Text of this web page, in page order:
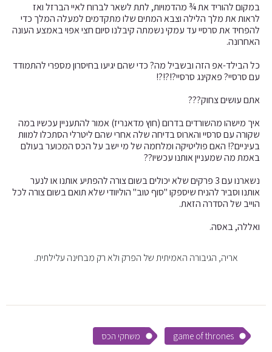
במקום להוריד את ¾ מהדמויות, לתת לשאר לברוח לאיי הברזל ואז
לראות את מלך הלילה וצבא המתים שלו מתקדמים למעלה המלך כדי
להפחיד את סרסיי עד עמקי נשמתה קיבלנו סיום חצי אפוי באמצע העונה
האחרונה.
כל הבילד-אפ הזה ובשביל מה? כדי שהם יגיעו בחיסרון מספרי להתמודד
עם סרסיי? פאקינג סרסיי?!?!?!
אתם עושים צחוק???
איך מישהו מהשורדים בדרום (חוץ מדאנריז) אמור להתעניין עכשיו במה
שקורה עם סרסיי והארוס בדיחה שלה אחרי שהם ליטרלי הסתכלו למוות
בעיניים?! האם פוליטיקה ומלחמה של מי ישב על הכס המכוער בעולם
באמת מה שמעניין אותנו עכשיו??
נשארנו עם 3 פרקים שלא יכולים בשום צורה להפתיע אותנו או לנער
אותנו וסביר להניח שיספקו "סוף טוב" הוליוודי שלא תואם בשום צורה לכל
הוייב של הסדרה הזאת.
ואללה, באסה.
אריה, הגיבורה האמיתית של הפרק ולא רק מבחינה עלילתית.
game of thrones משחקי הכס